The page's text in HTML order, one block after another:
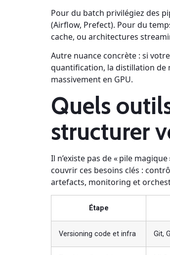
Pour du batch privilégiez des
(Airflow, Prefect). Pour du
cache, ou architectures
Autre nuance concrète : si
quantification, la distillation de
massivement en GPU.
Quels
structurer
Il n’existe pas de « pile
couvrir ces besoins clés :
artefacts, monitoring et
Étape
Versioning code et infra Git,